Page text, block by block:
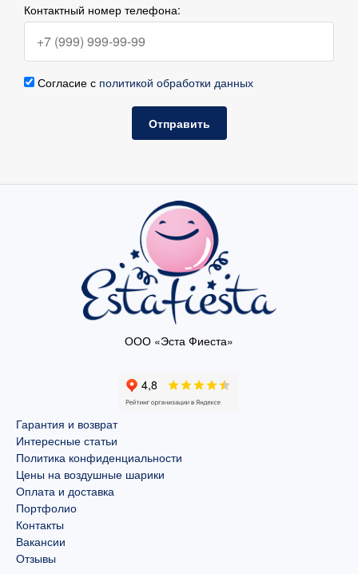
Контактный номер телефона:
Согласие с политикой обработки данных
Отправить
ООО «Эста Фиеста»
Гарантия и возврат
Интересные статьи
Политика конфиденциальности
Цены на воздушные шарики
Оплата и доставка
Портфолио
Контакты
Вакансии
Отзывы